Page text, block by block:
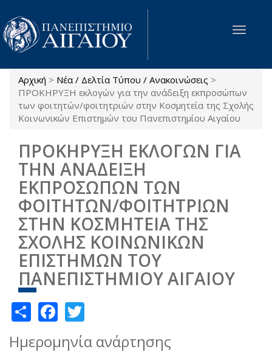
Παράκαμψη προς το κυρίως περιεχόμενο
Toggle
Είστε εδώ
Αρχική > Νέα / Δελτία Τύπου / Ανακοινώσεις >
ΠΡΟΚΗΡΥΞΗ εκλογών για την ανάδειξη εκπροσώπων
των φοιτητών/φοιτητριών στην Κοσμητεία της Σχολής
Κοινωνικών Επιστημών του Πανεπιστημίου Αιγαίου
ΠΡΟΚΗΡΥΞΗ ΕΚΛΟΓΩΝ ΓΙΑ
ΤΗΝ ΑΝΑΔΕΙΞΗ
ΕΚΠΡΟΣΩΠΩΝ ΤΩΝ
ΦΟΙΤΗΤΩΝ/ΦΟΙΤΗΤΡΙΩΝ
ΣΤΗΝ ΚΟΣΜΗΤΕΙΑ ΤΗΣ
ΣΧΟΛΗΣ ΚΟΙΝΩΝΙΚΩΝ
ΕΠΙΣΤΗΜΩΝ ΤΟΥ
ΠΑΝΕΠΙΣΤΗΜΙΟΥ ΑΙΓΑΙΟΥ
ShareFacebook
Ημερομηνία ανάρτησης